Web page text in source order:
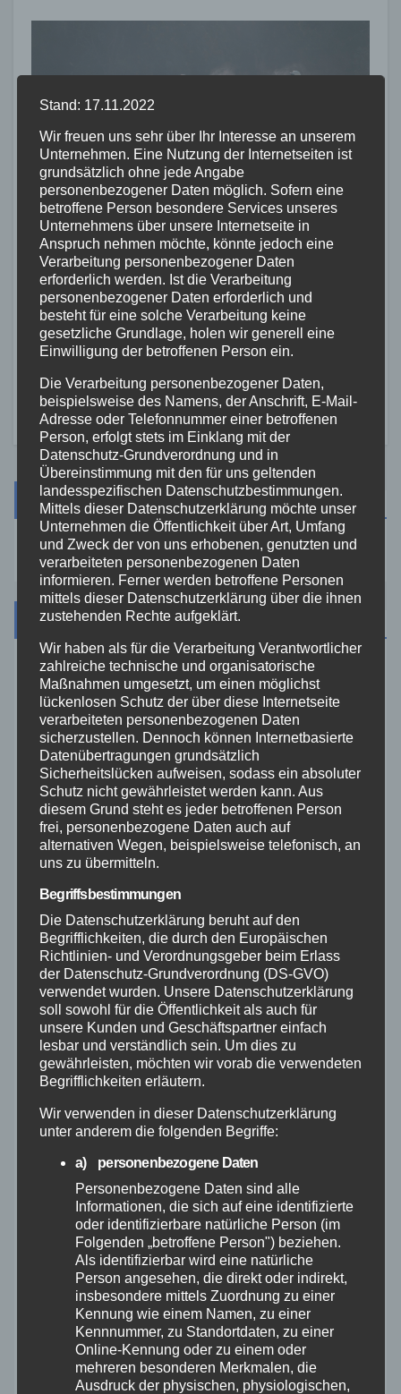
Flächenbrand bei Oberdreis:
Feuerwehr verhindert
Übergreifen auf Waldgebiet
7. AUG. 2026
FEUERWEHR NEUWIED POLIZEI
Waldbrand bei Leutesdorf
schnell gelöscht – Feuerwehr
warnt vor erhöhter Brandgefahr
Suche
Kategorien
Aktuelles
Allgemein
Altenkirchen
Bundespolizei
Feuerwehr
Hilfsorganisationen
Mayen-Koblenz
Neuwied
Polizei
Veranstaltungen
Westerwald
Stand: 17.11.2022
Wir freuen uns sehr über Ihr Interesse an unserem
Unternehmen. Eine Nutzung der Internetseiten ist
grundsätzlich ohne jede Angabe
personenbezogener Daten möglich. Sofern eine
betroffene Person besondere Services unseres
Unternehmens über unsere Internetseite in
Anspruch nehmen möchte, könnte jedoch eine
Verarbeitung personenbezogener Daten
erforderlich werden. Ist die Verarbeitung
personenbezogener Daten erforderlich und
besteht für eine solche Verarbeitung keine
gesetzliche Grundlage, holen wir generell eine
Einwilligung der betroffenen Person ein.
Die Verarbeitung personenbezogener Daten,
beispielsweise des Namens, der Anschrift, E-Mail-
Adresse oder Telefonnummer einer betroffenen
Person, erfolgt stets im Einklang mit der
Datenschutz-Grundverordnung und in
Übereinstimmung mit den für uns geltenden
landesspezifischen Datenschutzbestimmungen.
Mittels dieser Datenschutzerklärung möchte unser
Unternehmen die Öffentlichkeit über Art, Umfang
und Zweck der von uns erhobenen, genutzten und
verarbeiteten personenbezogenen Daten
informieren. Ferner werden betroffene Personen
mittels dieser Datenschutzerklärung über die ihnen
zustehenden Rechte aufgeklärt.
Wir haben als für die Verarbeitung Verantwortlicher
zahlreiche technische und organisatorische
Maßnahmen umgesetzt, um einen möglichst
lückenlosen Schutz der über diese Internetseite
verarbeiteten personenbezogenen Daten
sicherzustellen. Dennoch können Internetbasierte
Datenübertragungen grundsätzlich
Sicherheitslücken aufweisen, sodass ein absoluter
Schutz nicht gewährleistet werden kann. Aus
diesem Grund steht es jeder betroffenen Person
frei, personenbezogene Daten auch auf
alternativen Wegen, beispielsweise telefonisch, an
uns zu übermitteln.
Begriffsbestimmungen
Die Datenschutzerklärung beruht auf den
Begrifflichkeiten, die durch den Europäischen
Richtlinien- und Verordnungsgeber beim Erlass
der Datenschutz-Grundverordnung (DS-GVO)
verwendet wurden. Unsere Datenschutzerklärung
soll sowohl für die Öffentlichkeit als auch für
unsere Kunden und Geschäftspartner einfach
lesbar und verständlich sein. Um dies zu
gewährleisten, möchten wir vorab die verwendeten
Begrifflichkeiten erläutern.
Wir verwenden in dieser Datenschutzerklärung
unter anderem die folgenden Begriffe:
a) personenbezogene Daten
Personenbezogene Daten sind alle
Informationen, die sich auf eine identifizierte
oder identifizierbare natürliche Person (im
Folgenden „betroffene Person") beziehen.
Als identifizierbar wird eine natürliche
Person angesehen, die direkt oder indirekt,
insbesondere mittels Zuordnung zu einer
Kennung wie einem Namen, zu einer
Kennnummer, zu Standortdaten, zu einer
Online-Kennung oder zu einem oder
mehreren besonderen Merkmalen, die
Ausdruck der physischen, physiologischen,